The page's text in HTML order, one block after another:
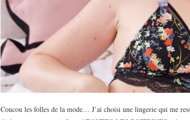
Coucou les folles de la mode… J’ai choisi une lingerie qui me